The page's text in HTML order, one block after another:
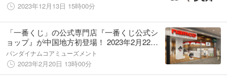
2023年12月13日 15時00分
「一番くじ」の公式専門店『一番くじ公式シ
ョップ』が中国地方初登場！ 2023年2月22日
(水)、広島府中店がオープン
バンダイナムコアミューズメント
2023年2月20日 13時00分